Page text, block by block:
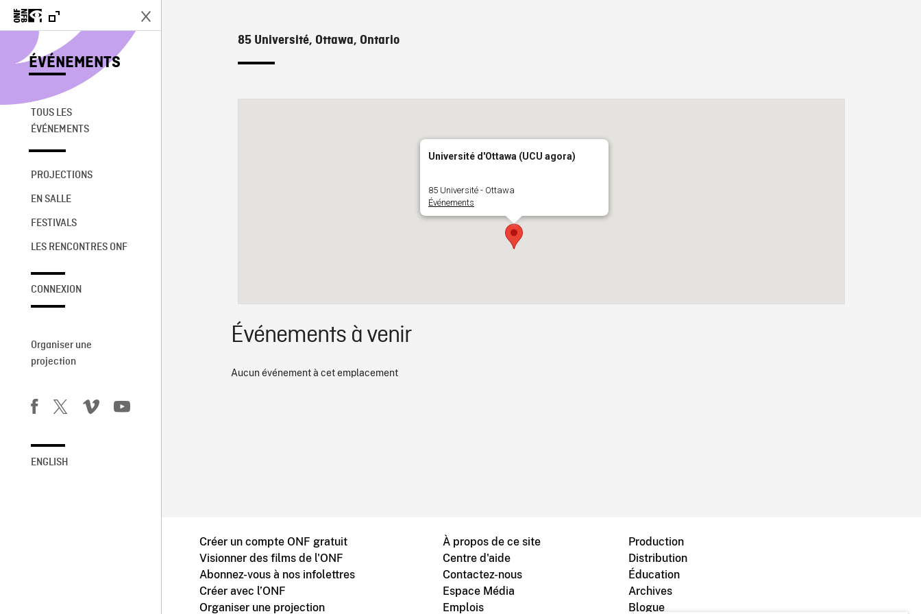
ÉVÉNEMENTS
TOUS LES
ÉVÉNEMENTS
PROJECTIONS
EN SALLE
FESTIVALS
LES RENCONTRES ONF
CONNEXION
Organiser une
projection
ENGLISH
85 Université, Ottawa, Ontario
Université d'Ottawa (UCU agora)
85 Université - Ottawa
Événements
Événements à venir
Aucun événement à cet emplacement
Créer un compte ONF gratuit
Visionner des films de l'ONF
Abonnez-vous à nos infolettres
Créer avec l’ONF
Organiser une projection
À propos de ce site
Centre d'aide
Contactez-nous
Espace Média
Emplois
Production
Distribution
Éducation
Archives
Blogue